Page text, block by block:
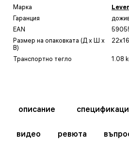
Марка
Гаранция
EAN
Размер на опаковката (Д x Ш x
В)
Транспортно тегло 1.08
описание
видео ревюта